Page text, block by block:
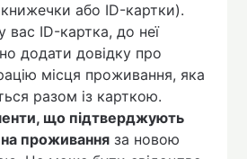
або ID-картки).
вас ID-картка, до неї
додати довідку про
місця проживання, яка
разом із карткою.
що підтверджують
проживання за новою